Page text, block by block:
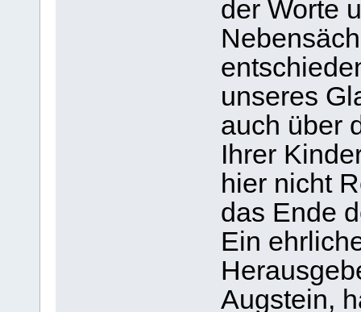
der Worte
unseres
auch über
Ihrer
hier nicht
das Ende
Ein
Augstein,